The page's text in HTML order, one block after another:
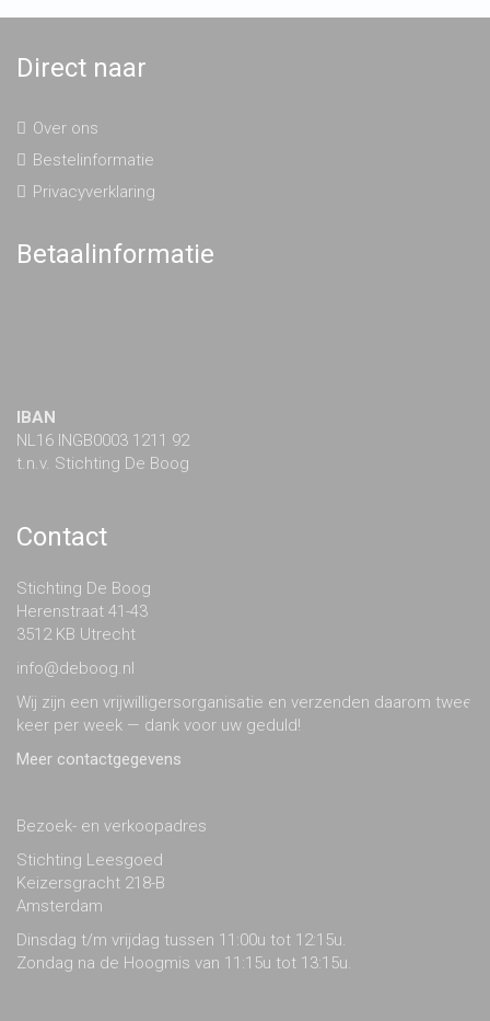
Direct naar
Over ons
Bestelinformatie
Privacyverklaring
Betaalinformatie
IBAN
NL16 INGB0003 1211 92
t.n.v. Stichting De Boog
Contact
Stichting De Boog
Herenstraat 41-43
3512 KB Utrecht
info@deboog.nl
Wij zijn een vrijwilligersorganisatie en verzenden daarom twee
keer per week — dank voor uw geduld!
Meer contactgegevens
Bezoek- en verkoopadres
Stichting Leesgoed
Keizersgracht 218-B
Amsterdam
Dinsdag t/m vrijdag tussen 11:00u tot 12:15u.
Zondag na de Hoogmis van 11:15u tot 13:15u.